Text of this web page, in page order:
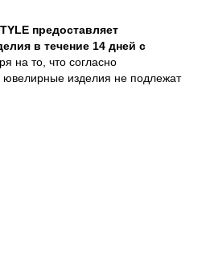
предоставляет
в течение 14 дней с
на то, что согласно
ювелирные изделия не подлежат